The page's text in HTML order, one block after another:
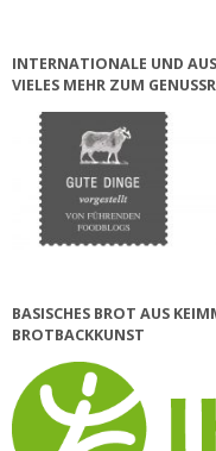
INTERNATIONALE UND
IELES MEHR ZUM
BASISCHES BROT AUS
BROTBACKKUNST